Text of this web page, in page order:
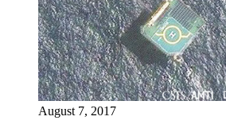
August 7, 2017